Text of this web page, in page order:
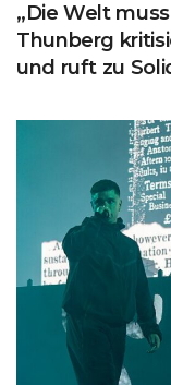
„Die Welt
Thunberg
und ruft zu